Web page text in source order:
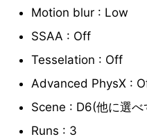
Motion blur : Low
SSAA : Off
Tesselation : Off
Advanced PhysX :
Scene : D6(他に選べ
Runs : 3